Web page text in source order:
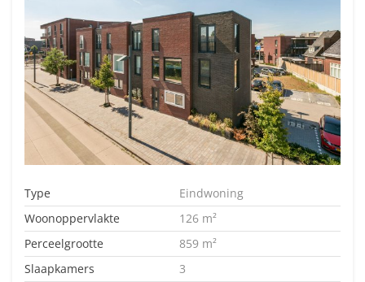
Type
Eindwoning
Woonoppervlakte
126 m²
Perceelgrootte
859 m²
Slaapkamers
3